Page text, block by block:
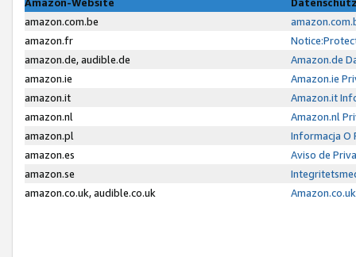
Amazon-Website
amazon.com.be
amazon.fr
amazon.de, audible.de
Amazon.de
amazon.ie
Amazon.ie
amazon.it
Amazon.it
amazon.nl
Amazon.nl
amazon.pl
Informacja O
amazon.es
Aviso de
amazon.se
amazon.co.uk, audible.co.uk